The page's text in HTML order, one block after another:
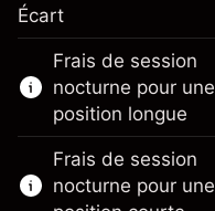
Cet instrument
le trading via les
En savoir plus sur :
CFD
Knock-outs
Écart
Frais de session
nocturne pour une
position longue
Frais de session
nocturne pour une